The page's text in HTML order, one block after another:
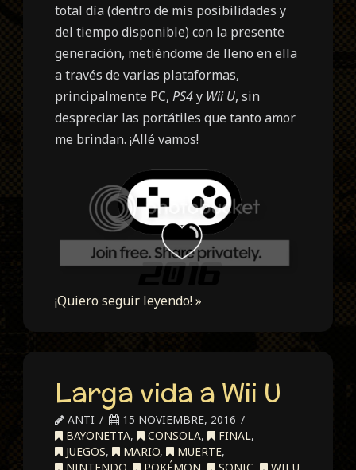
total día (dentro de mis posibilidades y
del tiempo disponible) con la presente
generación, metiéndome de lleno en ella
a través de varias plataformas,
principalmente PC,PS4y Wii U, sin
despreciar las portátiles que tanto amor
me brindan. ¡Allé vamos!
¡Quiero seguir leyendo! »
Larga vida a Wii U
ANTI
15 NOVIEMBRE, 2016
BAYONETTA, CONSOLA, FINAL,
JUEGOS, MARIO, MUERTE,